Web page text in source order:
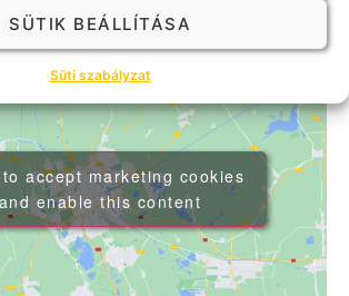
SÜTIK BEÁLLÍTÁSA
Süti szabályzat
accept marketing cookies
and enable this content